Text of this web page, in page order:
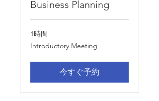
Business Planning
1時間
Introductory
Meeting
Introductory Meeting
今すぐ予約